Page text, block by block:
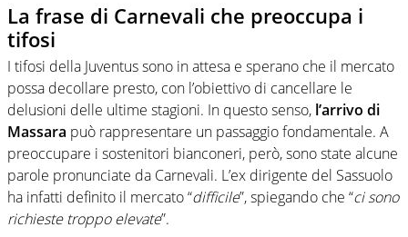
La frase di Carnevali che preoccupa i
tifosi
I tifosi della Juventus sono in attesa e sperano che il mercato
possa decollare presto, con l’obiettivo di cancellare le
delusioni delle ultime stagioni. In questo senso, l’arrivo di
Massara può rappresentare un passaggio fondamentale. A
preoccupare i sostenitori bianconeri, però, sono state alcune
parole pronunciate da Carnevali. L’ex dirigente del Sassuolo
ha infatti definito il mercato “difficile”, spiegando che “ci sono
richieste troppo elevate”.